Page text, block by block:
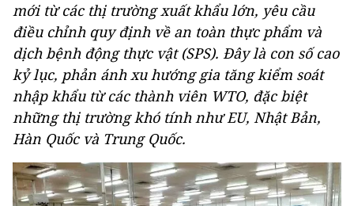
mới từ các thị trường xuất khẩu lớn, yêu cầu
điều chỉnh quy định về an toàn thực phẩm và
dịch bệnh động thực vật (SPS). Đây là con số cao
kỷ lục, phản ánh xu hướng gia tăng kiểm soát
nhập khẩu từ các thành viên WTO, đặc biệt
những thị trường khó tính như EU, Nhật Bản,
Hàn Quốc và Trung Quốc.